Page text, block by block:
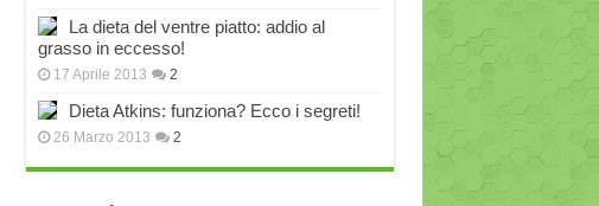
La dieta del ventre piatto: addio al
grasso in eccesso!
17 Aprile 2013 2
Dieta Atkins: funziona? Ecco i segreti!
26 Marzo 2013 2